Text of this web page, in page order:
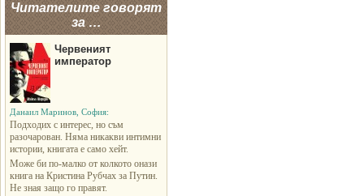
Читателите говорят
за …
Червеният
император
Данаил Маринов, София:
Подходих с интерес, но съм
разочарован. Няма никакви интимни
истории, книгата е само хейт.
Може би по-малко от колкото онази
книга на Кристина Рубчах за Путин.
Не зная защо го правят.